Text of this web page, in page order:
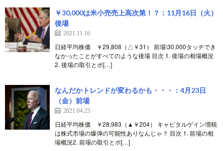
￥30,000は米小売売上高次第！？：11月16日（火）
後場
2021.11.16
日経平均株価 ￥29,808（△￥31） 前場\30,000タッチでき
なかったことがすべてのような後場 目次 1. 後場の相場概況
2. 後場の取引とポ[…]
なんだかトレンドが変わるかも・・・：4月23日
（金）前場
2021.04.23
日経平均株価 ￥28,983（▲￥204） キャピタルゲイン増税
は株式市場の爆弾の可能性ありなんじゃ？ 目次 1. 前場の相
場概況2. 前場の取引とポ[…]